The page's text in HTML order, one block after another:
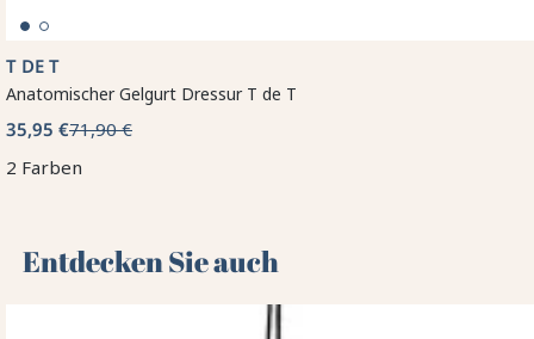
T DE T
Anatomischer Gelgurt Dressur T de T
35,95 €71,90 €
2 Farben
Entdecken Sie auch 🌻